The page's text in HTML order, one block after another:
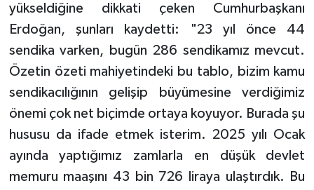
yükseldiğine dikkati çeken Cumhurbaşkanı
Erdoğan, şunları kaydetti: "23 yıl önce 44
sendika varken, bugün 286 sendikamız mevcut.
Özetin özeti mahiyetindeki bu tablo, bizim kamu
sendikacılığının gelişip büyümesine verdiğimiz
önemi çok net biçimde ortaya koyuyor. Burada şu
hususu da ifade etmek isterim. 2025 yılı Ocak
ayında yaptığımız zamlarla en düşük devlet
memuru maaşını 43 bin 726 liraya ulaştırdık. Bu